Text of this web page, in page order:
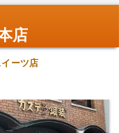
店
イーツ店